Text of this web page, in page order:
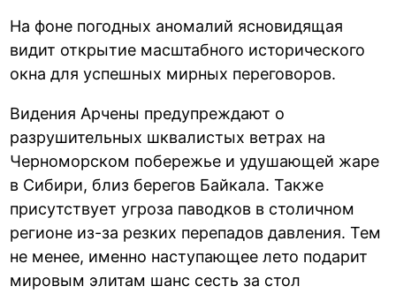
На фоне погодных аномалий ясновидящая
видит открытие масштабного исторического
окна для успешных мирных переговоров.
Видения Арчены предупреждают о
разрушительных шквалистых ветрах на
Черноморском побережье и удушающей жаре
в Сибири, близ берегов Байкала. Также
присутствует угроза паводков в столичном
регионе из-за резких перепадов давления. Тем
не менее, именно наступающее лето подарит
мировым элитам шанс сесть за стол